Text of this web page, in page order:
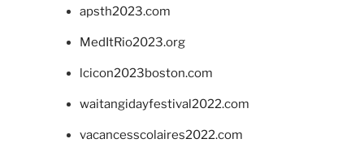
apsth2023.com
MedItRio2023.org
lcicon2023boston.com
waitangidayfestival2022.com
vacancesscolaires2022.com